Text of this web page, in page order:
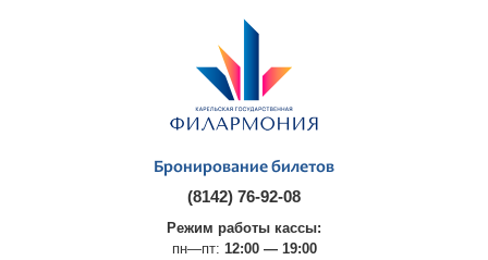
Бронирование билетов
(8142) 76-92-08
Режим работы кассы:
пн—пт: 12:00 — 19:00